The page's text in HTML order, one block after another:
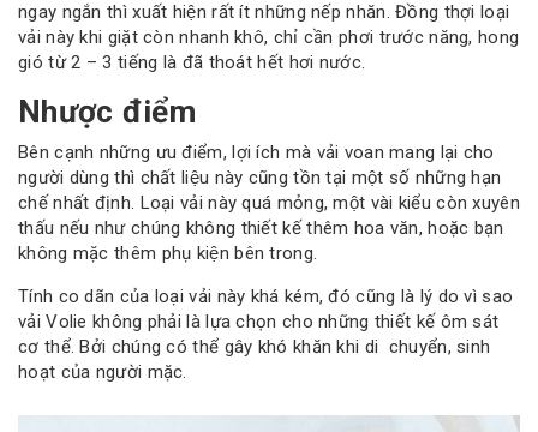
ngay ngắn thì xuất hiện rất ít những nếp nhăn. Đồng thợi loại
vải này khi giặt còn nhanh khô, chỉ cần phơi trước năng, hong
gió từ 2 – 3 tiếng là đã thoát hết hơi nước.
Nhược điểm
Bên cạnh những ưu điểm, lợi ích mà vải voan mang lại cho
người dùng thì chất liệu này cũng tồn tại một số những hạn
chế nhất định. Loại vải này quá mỏng, một vài kiểu còn xuyên
thấu nếu như chúng không thiết kế thêm hoa văn, hoặc bạn
không mặc thêm phụ kiện bên trong.
Tính co dãn của loại vải này khá kém, đó cũng là lý do vì sao
vải Volie không phải là lựa chọn cho những thiết kế ôm sát
cơ thể. Bởi chúng có thể gây khó khăn khi di chuyển, sinh
hoạt của người mặc.